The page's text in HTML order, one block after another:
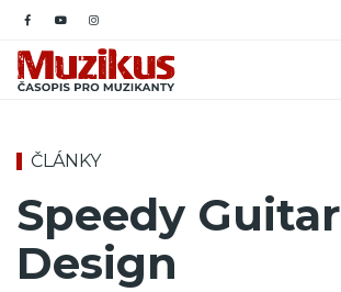
ČLÁNKY
Speedy Guitar
Design